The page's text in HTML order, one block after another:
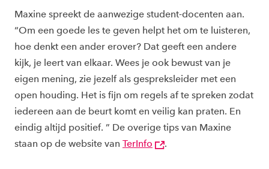
Maxine spreekt de aanwezige student-docenten aan.
“Om een goede les te geven helpt het om te luisteren,
hoe denkt een ander erover? Dat geeft een andere
kijk, je leert van elkaar. Wees je ook bewust van je
eigen mening, zie jezelf als gespreksleider met een
open houding. Het is fijn om regels af te spreken zodat
iedereen aan de beurt komt en veilig kan praten. En
eindig altijd positief. ” De overige tips van Maxine
staan op de website van TerInfo .